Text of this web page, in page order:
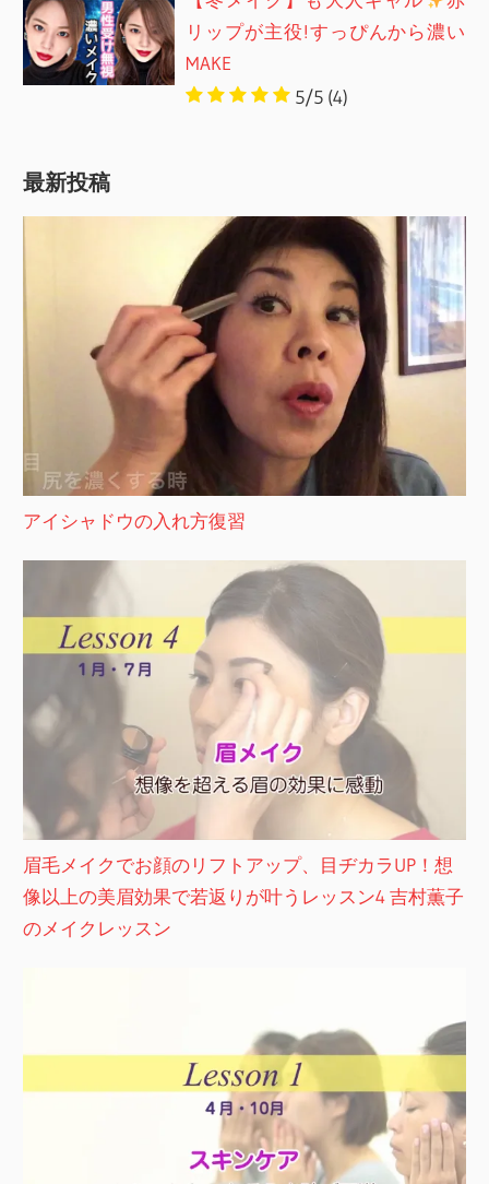
リップが主役!すっぴんから濃い
MAKE
5/5 (4)
最新投稿
アイシャドウの入れ方復習
眉毛メイクでお顔のリフトアップ、目ヂカラUP！想
像以上の美眉効果で若返りが叶うレッスン4 吉村薫子
のメイクレッスン